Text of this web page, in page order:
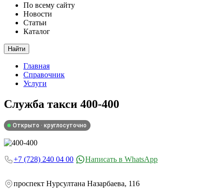
По всему сайту
Новости
Статьи
Каталог
Найти
Главная
Справочник
Услуги
Служба такси 400-400
Открыто · круглосуточно
+7 (728) 240 04 00 Написать в WhatsApp
проспект Нурсултана Назарбаева, 116